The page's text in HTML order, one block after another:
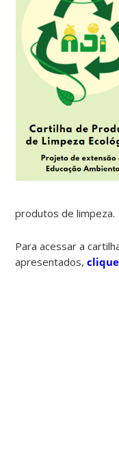
produtos de limpeza.
Para acessar a
apresentados,